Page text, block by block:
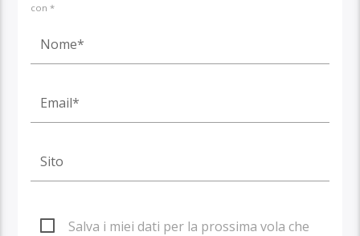
con *
Salva i miei dati per la prossima vola che